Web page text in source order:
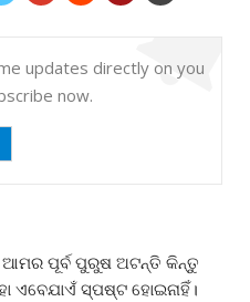
updates directly on you
now.
ପୂର୍ବ ପୁରୁଷ ଅଟନ୍ତି କିନ୍ତୁ
ଏବେଯାଏଁ ସ୍ପଷ୍ଟ ହୋଇନାହିଁ।